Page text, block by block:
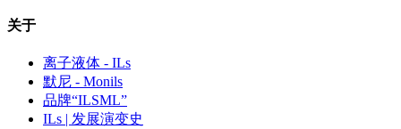
关于
离子液体 - ILs
默尼 - Monils
品牌“ILSML”
ILs | 发展演变史